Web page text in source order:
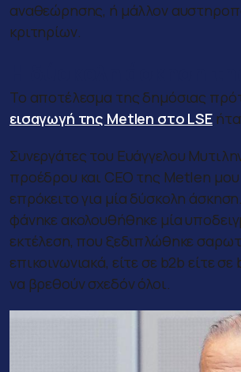
αναθεώρησης, ή μάλλον
κριτηρίων.
Το αποτέλεσμα της δημόσιας
εισαγωγή της Metlen στο LSE
Συνεργάτες του Ευάγγελου
προέδρου και CEO της Metlen
επρόκειτο για μία δύσκολη
φάνηκε ακολουθήθηκε μία
εκτέλεση, που ξεδιπλώθηκε
επικοινωνιακά, είτε σε b2b είτε
να βρεθούν σχεδόν όλοι.